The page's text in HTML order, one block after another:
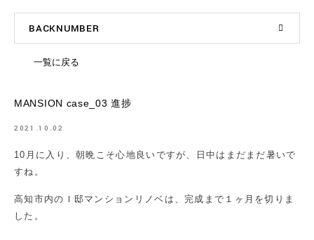
BACKNUMBER
一覧に戻る
MANSION case_03 進捗
2021.10.02
10月に入り、朝晩こそ心地良いですが、日中はまだまだ暑いで
すね。
高知市内のＩ邸マンションリノベは、完成まで１ヶ月を切りま
した。